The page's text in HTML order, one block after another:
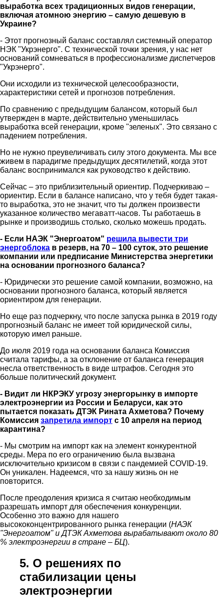
выработка всех традиционных видов генерации,
включая атомною энергию – самую дешевую в
Украине?
- Этот прогнозный баланс составлял системный оператор
НЭК "Укрэнерго". С технической точки зрения, у нас нет
оснований сомневаться в профессионализме диспетчеров
"Укрэнерго".
Они исходили из технической целесообразности,
характеристики сетей и прогнозов потребления.
По сравнению с предыдущим балансом, который был
утвержден в марте, действительно уменьшилась
выработка всей генерации, кроме "зеленых". Это связано с
падением потребления.
Но не нужно преувеличивать силу этого документа. Мы все
живем в парадигме предыдущих десятилетий, когда этот
баланс воспринимался как руководство к действию.
Сейчас – это приблизительный ориентир. Подчеркиваю –
ориентир. Если в балансе написано, что у тебя будет такая-
то выработка, это не значит, что ты должен произвести
указанное количество мегаватт-часов. Ты работаешь в
рынке и производишь столько, сколько можешь продать.
- Если НАЭК "Энергоатом" решила вывести три
энергоблока в резерв, на 70 – 100 суток, это решение
компании или предписание Министерства энергетики
на основании прогнозного баланса?
- Юридически это решение самой компании, возможно, на
основании прогнозного баланса, который является
ориентиром для генерации.
Но еще раз подчеркну, что после запуска рынка в 2019 году
прогнозный баланс не имеет той юридической силы,
которую имел раньше.
До июля 2019 года на основании баланса Комиссия
считала тарифы, а за отклонение от баланса генерация
несла ответственность в виде штрафов. Сегодня это
больше политический документ.
- Видит ли НКРЭКУ угрозу энергорынку в импорте
электроэнергии из России и Беларуси, как это
пытается показать ДТЭК Рината Ахметова? Почему
Комиссия запретила импорт с 10 апреля на период
карантина?
- Мы смотрим на импорт как на элемент конкурентной
среды. Мера по его ограничению была вызвана
исключительно кризисом в связи с пандемией COVID-19.
Он уникален. Надеемся, что за нашу жизнь он не
повторится.
После преодоления кризиса я считаю необходимым
разрешать импорт для обеспечения конкуренции.
Особенно это важно для нашего
высококонцентрированного рынка генерации (НАЭК
"Энергоатом" и ДТЭК Ахметова вырабатывают около 80
% электроэнергии в стране – БЦ).
5. О решениях по
стабилизации цены
электроэнергии